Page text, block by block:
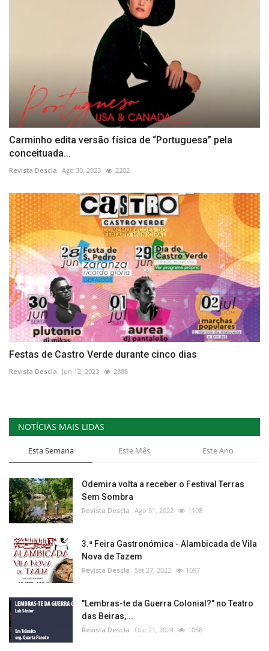
Carminho edita versão física de “Portuguesa” pela
conceituada...
Revista Descla Ago 30, 2023 2202
Festas de Castro Verde durante cinco dias
Revista Descla Jun 12, 2023 2888
NOTÍCIAS MAIS LIDAS
Esta Semana Este Mês Este Ano
Odemira volta a receber o Festival Terras
Sem Sombra
Revista Descla Ago 31, 2022 1108
3.ª Feira Gastronómica - Alambicada de Vila
Nova de Tazem
Revista Descla Set 27, 2022 1097
"Lembras-te da Guerra Colonial?" no Teatro
das Beiras,...
Revista Descla Out 21, 2024 1066